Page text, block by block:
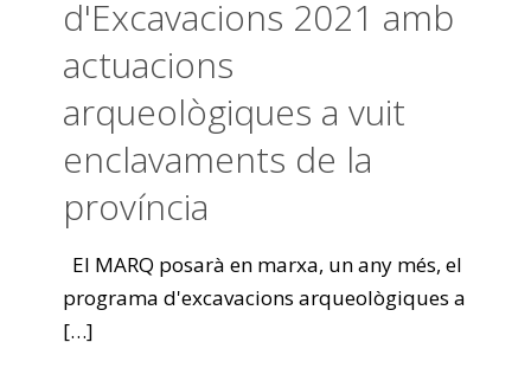
d'Excavacions 2021 amb
actuacions
arqueològiques a vuit
enclavaments de la
província
El MARQ posarà en marxa, un any més, el
programa d'excavacions arqueològiques a
[…]